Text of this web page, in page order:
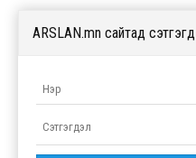
ARSLAN.mn сайтад